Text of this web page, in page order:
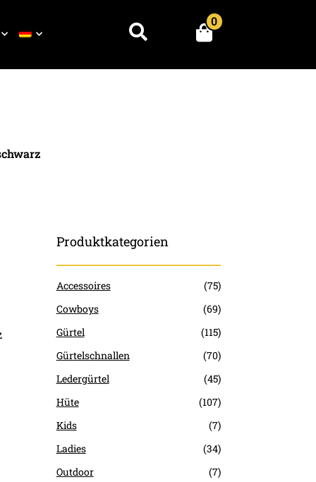
Suchen 0
Produktkategorien
Accessoires
(75)
Cowboys
(69)
Gürtel
(115)
Gürtelschnallen
(70)
Ledergürtel
(45)
Hüte
(107)
Kids
(7)
Ladies
(34)
Outdoor
(7)